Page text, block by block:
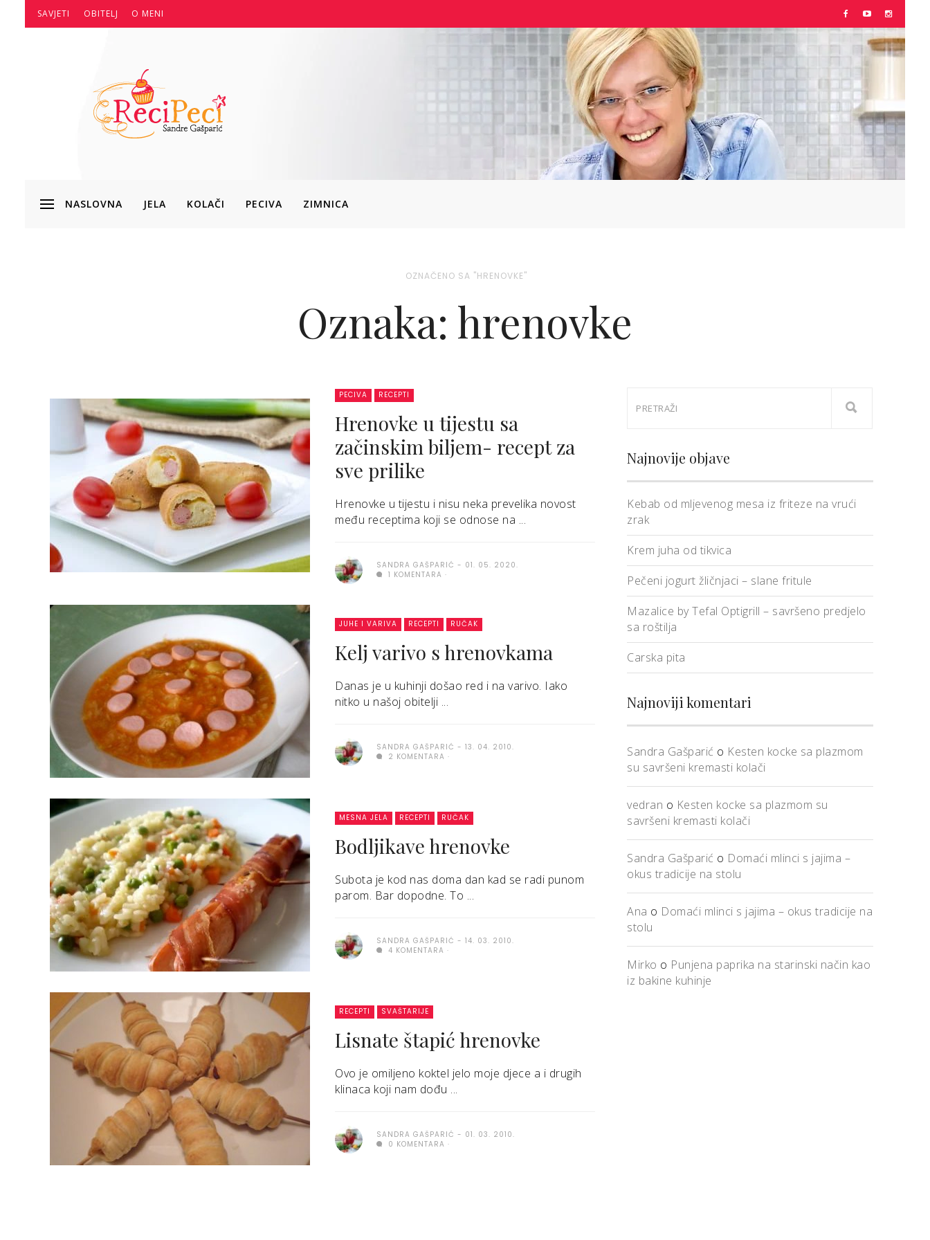
SAVJETI OBITELJ O MENI
NASLOVNA JELA KOLAČI PECIVA ZIMNICA
OZNAČENO SA "HRENOVKE"
Oznaka: hrenovke
PECIVA RECEPTI
Hrenovke u tijestu sa
začinskim biljem- recept za
sve prilike
Hrenovke u tijestu i nisu neka prevelika novost
među receptima koji se odnose na ...
SANDRA GAŠPARIĆ
01. 05. 2020.
1 KOMENTARA
JUHE I VARIVA RECEPTI RUČAK
Kelj varivo s hrenovkama
Danas je u kuhinji došao red i na varivo. Iako
nitko u našoj obitelji ...
SANDRA GAŠPARIĆ
13. 04. 2010.
2 KOMENTARA
MESNA JELA RECEPTI RUČAK
Bodljikave hrenovke
Subota je kod nas doma dan kad se radi punom
parom. Bar dopodne. To ...
SANDRA GAŠPARIĆ
14. 03. 2010.
4 KOMENTARA
RECEPTI SVAŠTARIJE
Lisnate štapić hrenovke
Ovo je omiljeno koktel jelo moje djece a i drugih
klinaca koji nam dođu ...
SANDRA GAŠPARIĆ
01. 03. 2010.
0 KOMENTARA
Najnovije objave
Kebab od mljevenog mesa iz friteze na vrući
zrak
Krem juha od tikvica
Pečeni jogurt žličnjaci – slane fritule
Mazalice by Tefal Optigrill – savršeno predjelo
sa roštilja
Carska pita
Najnoviji komentari
Sandra Gašparić o Kesten kocke sa plazmom
su savršeni kremasti kolači
vedran o Kesten kocke sa plazmom su
savršeni kremasti kolači
Sandra Gašparić o Domaći mlinci s jajima –
okus tradicije na stolu
Ana o Domaći mlinci s jajima – okus tradicije na
stolu
Mirko o Punjena paprika na starinski način kao
iz bakine kuhinje